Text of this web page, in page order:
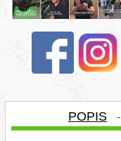
POPIS -